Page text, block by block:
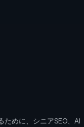
ために、シニアSEO、AI